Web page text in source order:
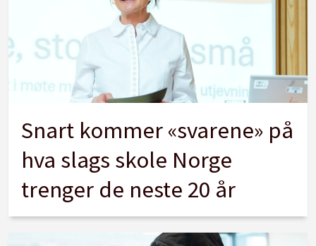
Snart kommer «svarene» på
hva slags skole Norge
trenger de neste 20 år